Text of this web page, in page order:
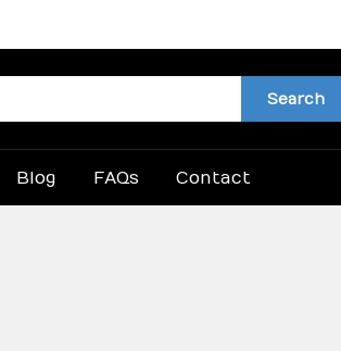
Search
Blog FAQs Contact